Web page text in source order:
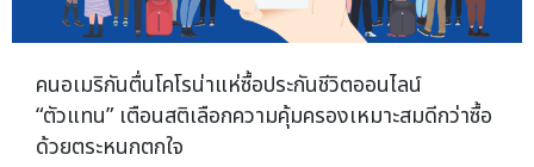
คนอเมริกันตื่นโคโรน่าแห่ซื้อประกันชีวิตออนไลน์
“ตัวแทน” เตือนสติเลือกความคุ้มครองเหมาะสมดีกว่าซื้อ
ด้วยตระหนกตกใจ